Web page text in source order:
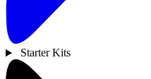
Starter Kits